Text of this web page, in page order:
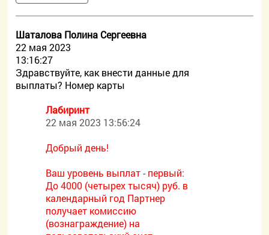
Шаталова Полина Сергеевна
22 мая 2023
13:16:27
Здравствуйте, как внести данные для
выплаты? Номер карты
Лабиринт
22 мая 2023 13:56:24
Добрый день!
Ваш уровень выплат - первый:
До 4000 (четырех тысяч) руб. в
календарный год Партнер
получает комиссию
(вознаграждение) на